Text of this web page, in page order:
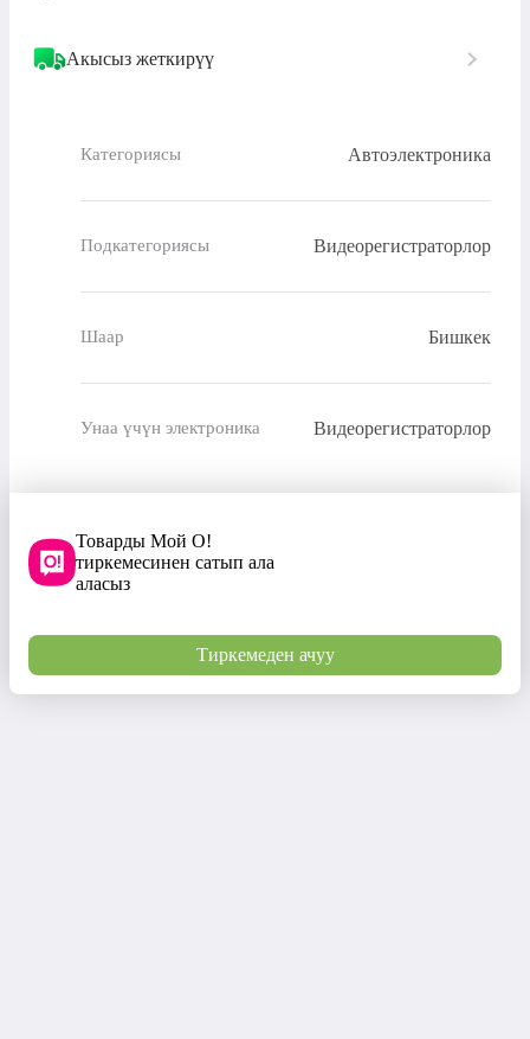
Акысыз жеткирүү
Категориясы Автоэлектроника
Подкатегориясы Видеорегистраторлор
Шаар Бишкек
Унаа үчүн электроника Видеорегистраторлор
Товарды Мой О!
тиркемесинен сатып ала
аласыз
Тиркемеден ачуу